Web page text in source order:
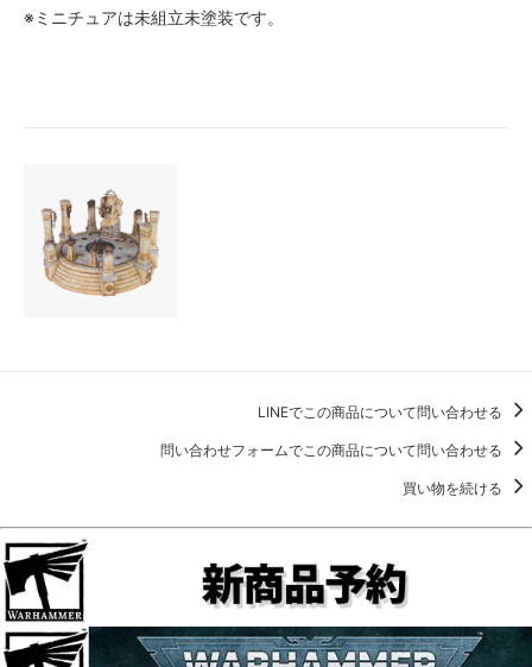
※ミニチュアは未組立未塗装です。
LINEでこの商品について問い合わせる
問い合わせフォームでこの商品について問い合わせる
買い物を続ける